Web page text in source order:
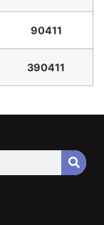
90411
390411